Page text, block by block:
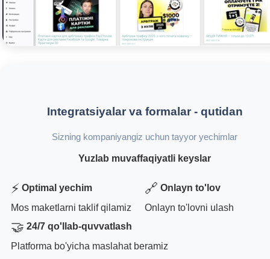
Integratsiyalar va formalar - qutidan
Sizning kompaniyangiz uchun tayyor yechimlar
Yuzlab muvaffaqiyatli keyslar
⚡ Optimal yechim
Mos maketlarni taklif qilamiz
🔗 Onlayn to'lov
Onlayn to'lovni ulash
🤝 24/7 qo'llab-quvvatlash
Platforma bo'yicha maslahat beramiz